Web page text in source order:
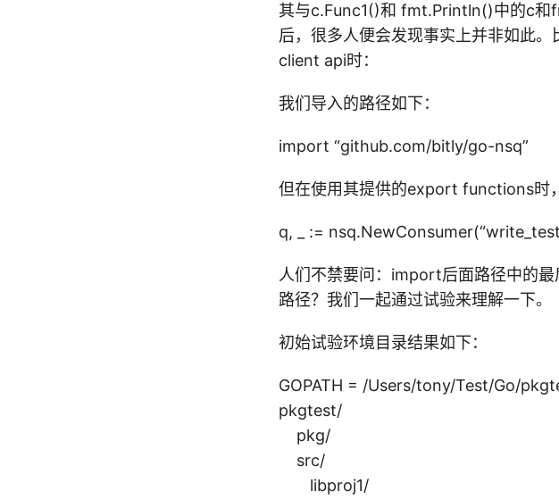
其与c.Func1()和 fmt.Println()中的c和
后，很多人便会发现事实上并非如此
client api时：
我们导入的路径如下：
import “github.com/bitly/go-nsq”
但在使用其提供的export functions时
q, _ :=
人们不禁要问：import后面路径中的
路径？我们一起通过试验来理解一下
初始试验环境目录结果如下：
GOPATH = /Users/tony/Test/Go/
pkgtest/
pkg/
src/
libproj1/